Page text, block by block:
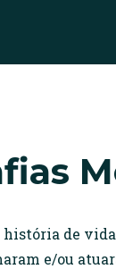
história de
e/ou